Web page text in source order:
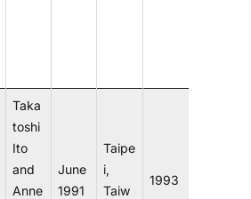
Taka
toshi
Ito
and
Anne
June
1991
Taipe
i,
Taiw
1993